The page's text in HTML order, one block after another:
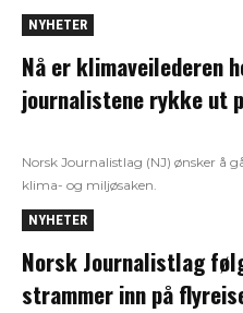
NYHETER
Nå er klimaveilederen
journalistene rykke ut
Norsk Journalistlag (NJ) ønsker å
klima- og miljøsaken.
NYHETER
Norsk Journalistlag
strammer inn på